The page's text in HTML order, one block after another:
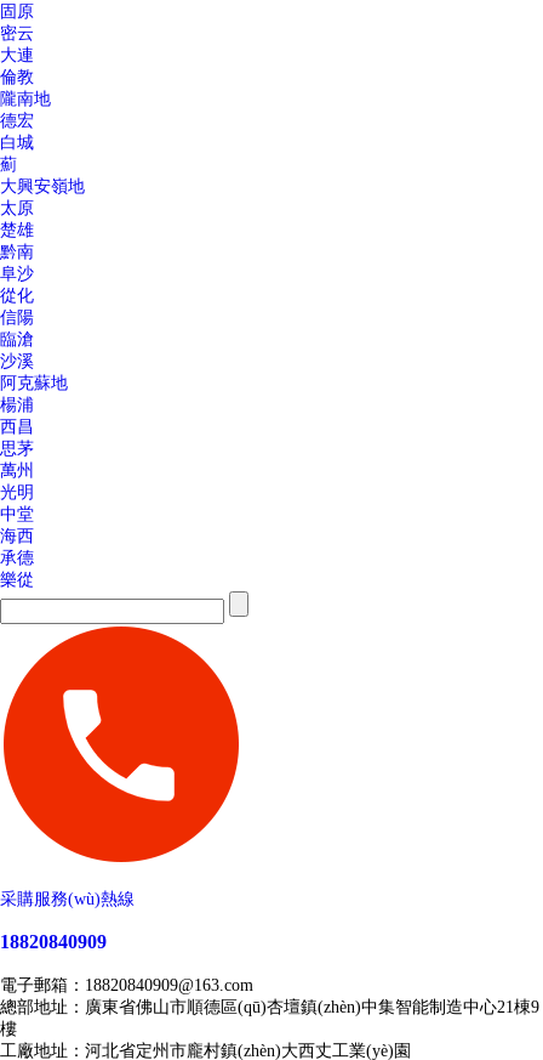
固原
密云
大連
倫教
隴南地
德宏
白城
薊
大興安嶺地
太原
楚雄
黔南
阜沙
從化
信陽
臨滄
沙溪
阿克蘇地
楊浦
西昌
思茅
萬州
光明
中堂
海西
承德
樂從
采購服務(wù)熱線
18820840909
電子郵箱：18820840909@163.com
總部地址：廣東省佛山市順德區(qū)杏壇鎮(zhèn)中集智能制造中心21棟9
樓
工廠地址：河北省定州市龐村鎮(zhèn)大西丈工業(yè)園